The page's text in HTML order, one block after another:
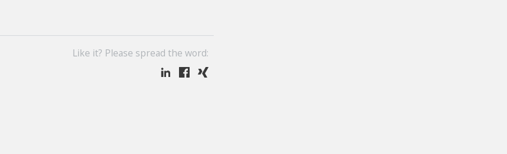
Like it? Please spread the word: